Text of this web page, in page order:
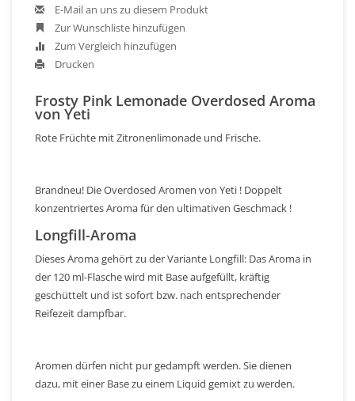
E-Mail an uns zu diesem Produkt
Zur Wunschliste hinzufügen
Zum Vergleich hinzufügen
Drucken
Frosty Pink Lemonade Overdosed Aroma
von Yeti
Rote Früchte mit Zitronenlimonade und Frische.
Brandneu! Die Overdosed Aromen von Yeti ! Doppelt
konzentriertes Aroma für den ultimativen Geschmack !
Longfill-Aroma
Dieses Aroma gehört zu der Variante Longfill: Das Aroma in
der 120 ml-Flasche wird mit Base aufgefüllt, kräftig
geschüttelt und ist sofort bzw. nach entsprechender
Reifezeit dampfbar.
Aromen dürfen nicht pur gedampft werden. Sie dienen
dazu, mit einer Base zu einem Liquid gemixt zu werden.